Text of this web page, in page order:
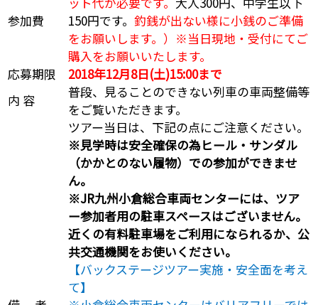
参加費
150円です。釣銭が出ない様に小銭のご準備
をお願いします。）※当日現地・受付にてご
購入をお願いいたします。
応募期限
2018年12月8日(土)15:00まで
内 容
普段、見ることのできない列車の車両整備等
をご覧いただきます。
ツアー当日は、下記の点にご注意ください。
※見学時は安全確保の為ヒール・サンダル
（かかとのない履物）での参加ができませ
ん。
※JR九州小倉総合車両センターには、ツア
ー参加者用の駐車スペースはございません。
近くの有料駐車場をご利用になられるか、公
共交通機関をお使いください。
【バックステージツアー実施・安全面を考え
て】